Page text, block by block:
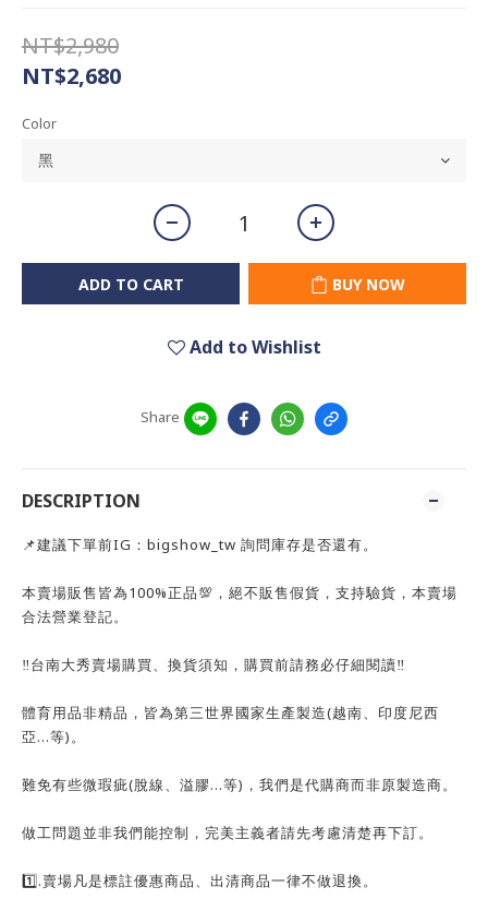
NT$2,980
NT$2,680
Color
ADD TO CART BUY NOW
Add to Wishlist
Share
DESCRIPTION
📌建議下單前IG：bigshow_tw 詢問庫存是否還有。
本賣場販售皆為100%正品💯，絕不販售假貨，支持驗貨，本賣場
合法營業登記。
‼️台南大秀賣場購買、換貨須知，購買前請務必仔細閱讀‼️
體育用品非精品，皆為第三世界國家生產製造(越南、印度尼西
亞…等)。
難免有些微瑕疵(脫線、溢膠…等)，我們是代購商而非原製造商。
做工問題並非我們能控制，完美主義者請先考慮清楚再下訂。
1️⃣.賣場凡是標註優惠商品、出清商品一律不做退換。